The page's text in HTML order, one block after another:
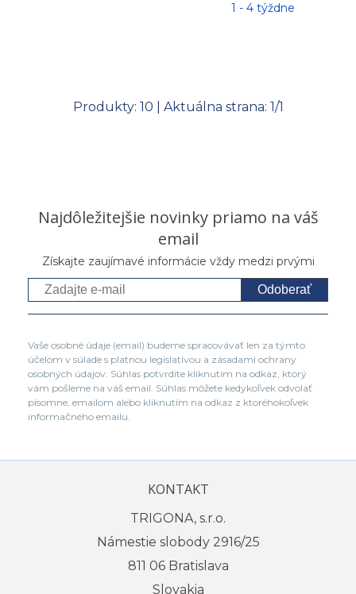
1 - 4 týždne
Produkty: 10 | Aktuálna strana: 1/1
Najdôležitejšie novinky priamo na váš
email
Získajte zaujímavé informácie vždy medzi prvými
Odoberať
Vaše osobné údaje (email) budeme spracovávať len za týmto
účelom v súlade s platnou legislatívou a zásadami ochrany
osobných údajov. Súhlas potvrdíte kliknutím na odkaz, ktorý
vám pošleme na váš email. Súhlas môžete kedykoľvek odvolať
písomne, emailom alebo kliknutím na odkaz z ktoréhokoľvek
informačného emailu.
KONTAKT
TRIGONA, s.r.o.
Námestie slobody 2916/25
811 06 Bratislava
Slovakia